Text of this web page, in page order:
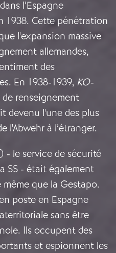
l’Espagne
1938. Cette pénétration
l'expansion massive
allemandes,
des
En 1938-1939, KO-
renseignement
devenu l'une des plus
l'Abwehr à l’étranger.
- le service de sécurité
SS - était également
que la Gestapo.
poste en Espagne
sans être
Ils occupent des
et espionnent les